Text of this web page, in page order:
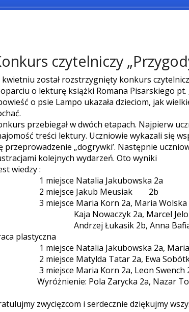
czytelniczy
kwietniu został rozstrzygnięty konkurs
o lekturę książki Romana Pisarskiego pt.
o psie Lampo ukazała dzieciom, jak
przebiegał w dwóch etapach. Najpierw
treści lektury. Uczniowie wykazali się
przeprowadzenie „dogrywki’. Następnie
kolejnych wydarzeń. Oto wyniki
wiedzy :
miejsce Natalia Jakubowska 2a
miejsce Jakub Meusiak 2b
miejsce Maria Korn 2a, Maria Wolska
Nowaczyk 2a, Marcel
Łukasik 2b, Anna
plastyczna
miejsce Natalia Jakubowska 2a, Maria
miejsce Matylda Tatar 2a, Ewa
miejsce Maria Korn 2a, Leon Swench
Pola Zarycka 2a, Nazar
zwycięzcom i serdecznie dziękujmy